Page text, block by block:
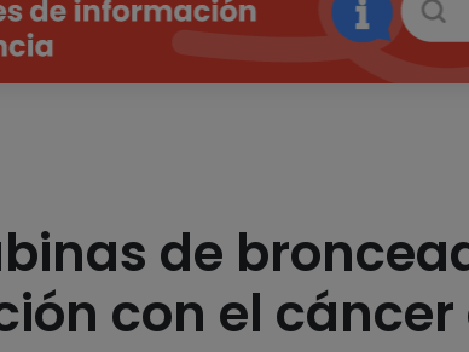
de
con el cáncer